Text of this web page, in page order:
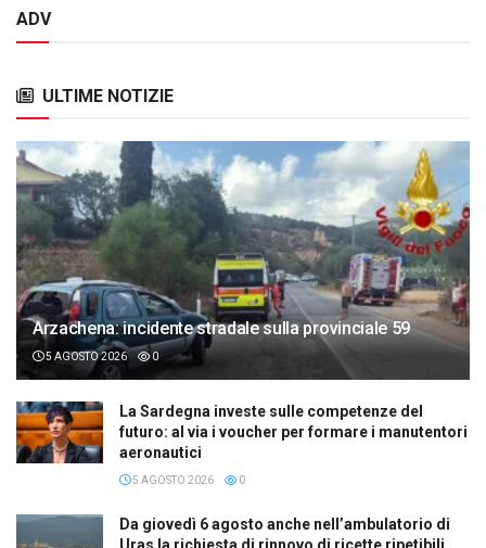
ADV
ULTIME NOTIZIE
Arzachena: incidente stradale sulla provinciale 59
5 AGOSTO 2026 0
La Sardegna investe sulle competenze del
futuro: al via i voucher per formare i manutentori
aeronautici
5 AGOSTO 2026 0
Da giovedì 6 agosto anche nell’ambulatorio di